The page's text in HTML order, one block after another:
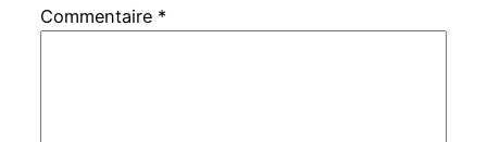
Commentaire *